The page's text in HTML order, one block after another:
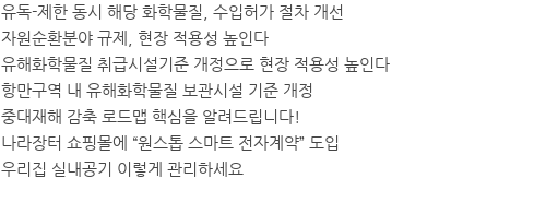
유독-제한 동시 해당 화학물질, 수입허가 절차 개선
자원순환분야 규제, 현장 적용성 높인다
유해화학물질 취급시설기준 개정으로 현장 적용성 높인다
항만구역 내 유해화학물질 보관시설 기준 개정
중대재해 감축 로드맵 핵심을 알려드립니다!
나라장터 쇼핑몰에 “원스톱 스마트 전자계약” 도입
우리집 실내공기 이렇게 관리하세요